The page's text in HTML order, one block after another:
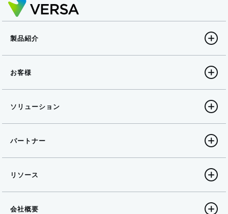
製品紹介
お客様
ソリューション
パートナー
リソース
会社概要